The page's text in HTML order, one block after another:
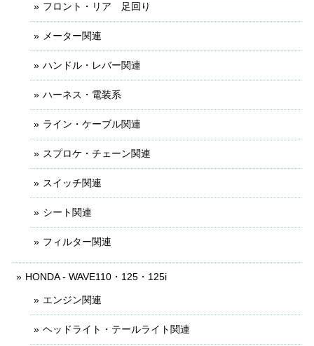
フロント・リア 足回り
メーター関連
ハンドル・レバー関連
ハーネス・電装系
ライン・ケーブル関連
スプロケ・チェーン関連
スイッチ関連
シート関連
フィルター関連
HONDA - WAVE110・125・125i
エンジン関連
ヘッドライト・テールライト関連